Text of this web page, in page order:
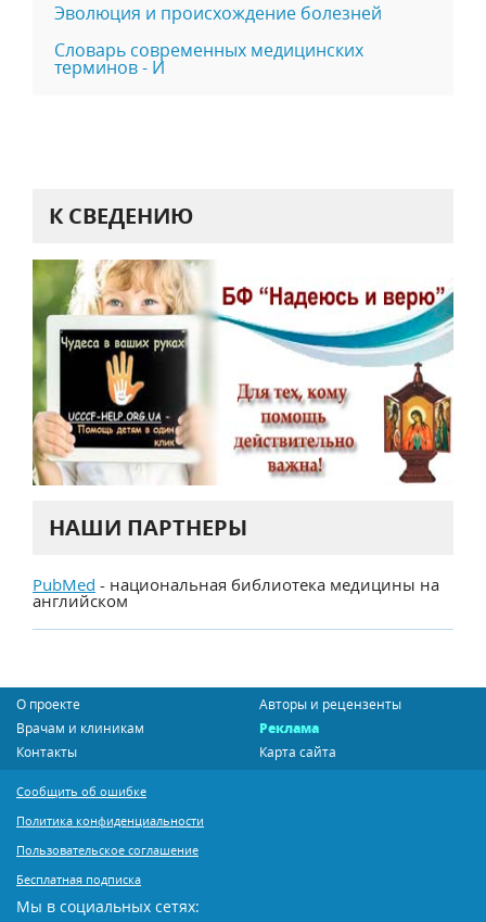
Эволюция и происхождение болезней
Словарь современных медицинских
терминов - И
К СВЕДЕНИЮ
НАШИ ПАРТНЕРЫ
PubMed - национальная библиотека медицины на
английском
О проекте
Авторы и рецензенты
Врачам и клиникам
Реклама
Контакты
Карта сайта
Сообщить об ошибке
Политика конфиденциальности
Пользовательское соглашение
Бесплатная подписка
Мы в социальных сетях: